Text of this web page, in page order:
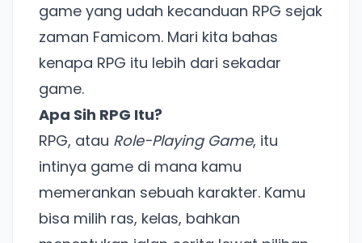
game yang udah kecanduan RPG sejak
zaman Famicom. Mari kita bahas
kenapa RPG itu lebih dari sekadar
game.
Apa Sih RPG Itu?
RPG, atau Role-Playing Game, itu
intinya game di mana kamu
memerankan sebuah karakter. Kamu
bisa milih ras, kelas, bahkan